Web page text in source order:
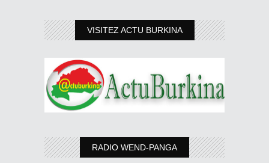
VISITEZ ACTU BURKINA
RADIO WEND-PANGA